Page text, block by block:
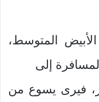
المتوسط،
إلى
فيرى يسوع من